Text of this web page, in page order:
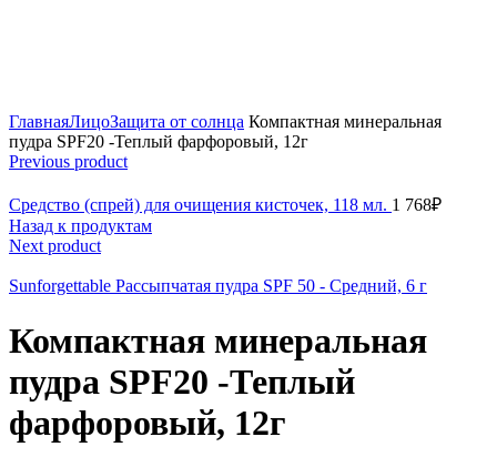
ГлавнаяЛицоЗащита от солнца Компактная минеральная
пудра SPF20 -Теплый фарфоровый, 12г
Previous product
Средство (спрей) для очищения кисточек, 118 мл. 1 768₽
Назад к продуктам
Next product
Sunforgettable Рассыпчатая пудра SPF 50 - Средний, 6 г
Компактная минеральная
пудра SPF20 -Теплый
фарфоровый, 12г